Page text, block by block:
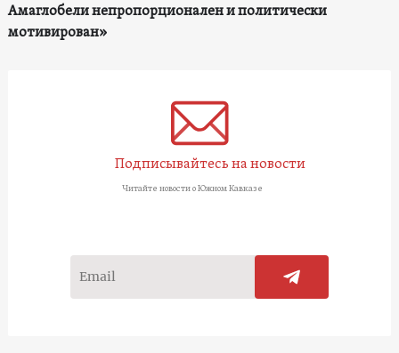
Амаглобели непропорционален и политически
мотивирован»
Подписывайтесь на новости
Читайте новости о Южном Кавказе